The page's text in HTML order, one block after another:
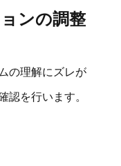
ンの調整
の理解にズレが
認を行います。